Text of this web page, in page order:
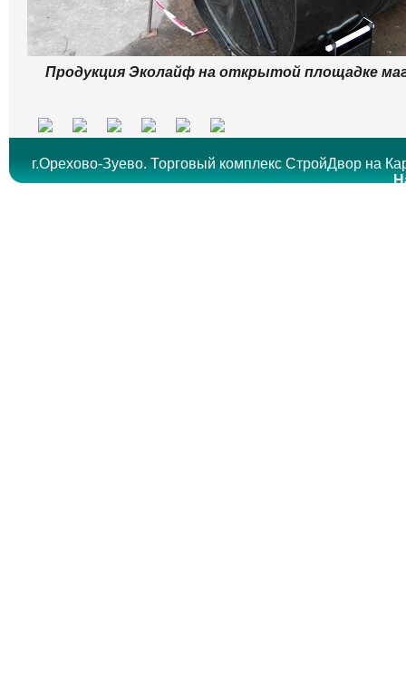
Продукция Эколайф на открытой площадке
г.Орехово-Зуево. Торговый комплекс СтройДвор на